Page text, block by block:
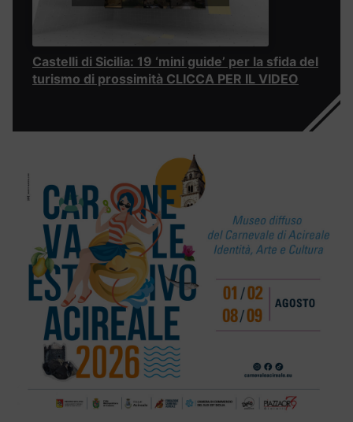
Castelli di Sicilia: 19 ‘mini guide’ per la sfida del
turismo di prossimità CLICCA PER IL VIDEO